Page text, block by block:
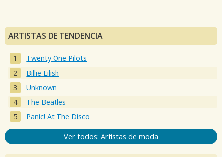
ARTISTAS DE TENDENCIA
Twenty One Pilots
Billie Eilish
Unknown
The Beatles
Panic! At The Disco
Ver todos: Artistas de moda